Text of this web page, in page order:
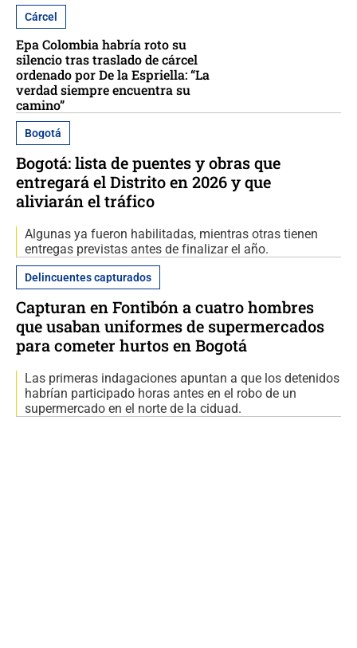
Cárcel
Epa Colombia habría roto su
silencio tras traslado de cárcel
ordenado por De la Espriella: “La
verdad siempre encuentra su
camino”
Bogotá
Bogotá: lista de puentes y obras que
entregará el Distrito en 2026 y que
aliviarán el tráfico
Algunas ya fueron habilitadas, mientras otras tienen
entregas previstas antes de finalizar el año.
Delincuentes capturados
Capturan en Fontibón a cuatro hombres
que usaban uniformes de supermercados
para cometer hurtos en Bogotá
Las primeras indagaciones apuntan a que los detenidos
habrían participado horas antes en el robo de un
supermercado en el norte de la ciduad.